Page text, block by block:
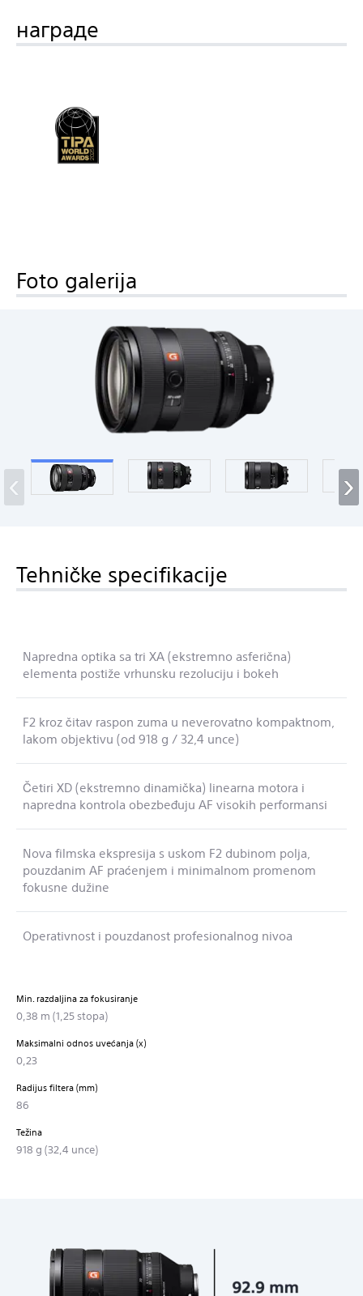
награде
Foto galerija
‹ ›
Tehničke specifikacije
Napredna optika sa tri XA (ekstremno asferična)
elementa postiže vrhunsku rezoluciju i bokeh
F2 kroz čitav raspon zuma u neverovatno kompaktnom,
lakom objektivu (od 918 g / 32,4 unce)
Četiri XD (ekstremno dinamička) linearna motora i
napredna kontrola obezbeđuju AF visokih performansi
Nova filmska ekspresija s uskom F2 dubinom polja,
pouzdanim AF praćenjem i minimalnom promenom
fokusne dužine
Operativnost i pouzdanost profesionalnog nivoa
Min. razdaljina za fokusiranje
0,38 m (1,25 stopa)
Maksimalni odnos uvećanja (x)
0,23
Radijus filtera (mm)
86
Težina
918 g (32,4 unce)